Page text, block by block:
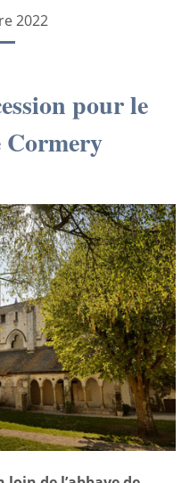
2022
pour le
Cormery